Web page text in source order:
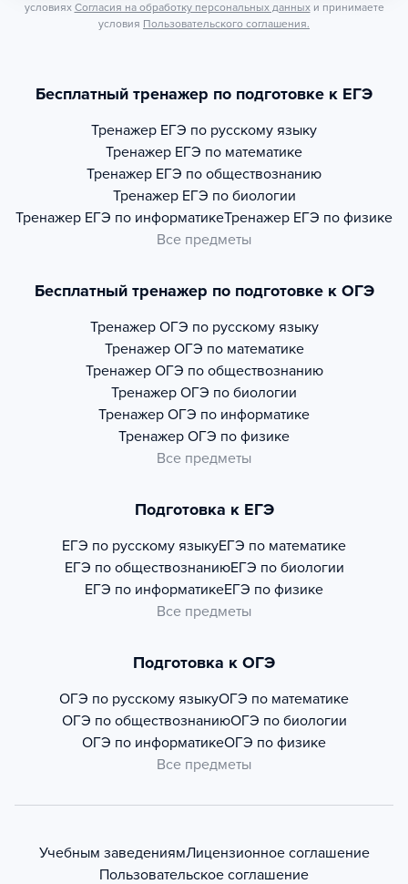
условиях Согласия на обработку персональных данных и принимаете
условия Пользовательского соглашения.
Бесплатный тренажер по подготовке к ЕГЭ
Тренажер ЕГЭ по русскому языку
Тренажер ЕГЭ по математике
Тренажер ЕГЭ по обществознанию
Тренажер ЕГЭ по биологии
Тренажер ЕГЭ по информатикеТренажер ЕГЭ по физике
Все предметы
Бесплатный тренажер по подготовке к ОГЭ
Тренажер ОГЭ по русскому языку
Тренажер ОГЭ по математике
Тренажер ОГЭ по обществознанию
Тренажер ОГЭ по биологии
Тренажер ОГЭ по информатике
Тренажер ОГЭ по физике
Все предметы
Подготовка к ЕГЭ
ЕГЭ по русскому языкуЕГЭ по математике
ЕГЭ по обществознаниюЕГЭ по биологии
ЕГЭ по информатикеЕГЭ по физике
Все предметы
Подготовка к ОГЭ
ОГЭ по русскому языкуОГЭ по математике
ОГЭ по обществознаниюОГЭ по биологии
ОГЭ по информатикеОГЭ по физике
Все предметы
Учебным заведениямЛицензионное соглашение
Пользовательское соглашение